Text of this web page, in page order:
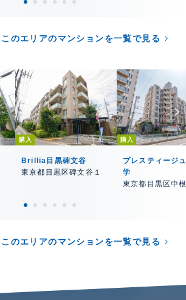
このエリアのマンションを一覧で見る
購入
Brillia目黒碑文谷
東京都目黒区碑文谷１
購入
プレスティージ
学
東京都目黒区中
このエリアのマンションを一覧で見る